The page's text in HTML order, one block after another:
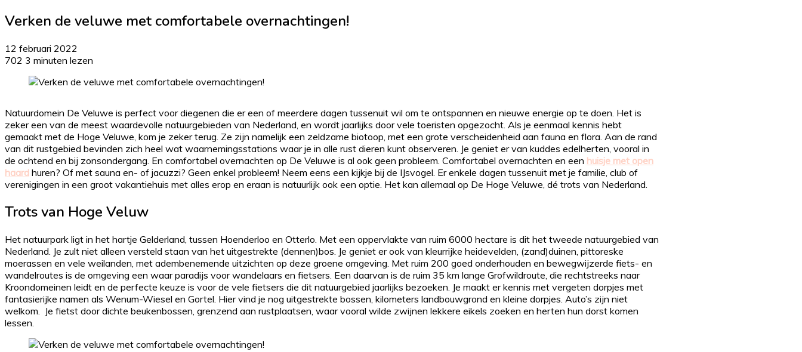
Verken de veluwe met comfortabele overnachtingen!
12 februari 2022
702 3 minuten lezen
Natuurdomein De Veluwe is perfect voor diegenen die er een of meerdere dagen tussenuit wil om te ontspannen en nieuwe energie op te doen. Het is
zeker een van de meest waardevolle natuurgebieden van Nederland, en wordt jaarlijks door vele toeristen opgezocht. Als je eenmaal kennis hebt
gemaakt met de Hoge Veluwe, kom je zeker terug. Ze zijn namelijk een zeldzame biotoop, met een grote verscheidenheid aan fauna en flora. Aan de rand
van dit rustgebied bevinden zich heel wat waarnemingsstations waar je in alle rust dieren kunt observeren. Je geniet er van kuddes edelherten, vooral in
de ochtend en bij zonsondergang. En comfortabel overnachten op De Veluwe is al ook geen probleem. Comfortabel overnachten en een huisje met open
haard huren? Of met sauna en- of jacuzzi? Geen enkel probleem! Neem eens een kijkje bij de IJsvogel. Er enkele dagen tussenuit met je familie, club of
verenigingen in een groot vakantiehuis met alles erop en eraan is natuurlijk ook een optie. Het kan allemaal op De Hoge Veluwe, dé trots van Nederland.
Trots van Hoge Veluw
Het natuurpark ligt in het hartje Gelderland, tussen Hoenderloo en Otterlo. Met een oppervlakte van ruim 6000 hectare is dit het tweede natuurgebied van
Nederland. Je zult niet alleen versteld staan ​​van het uitgestrekte (dennen)bos. Je geniet er ook van kleurrijke heidevelden, (zand)duinen, pittoreske
moerassen en vele weilanden, met adembenemende uitzichten op deze groene omgeving. Met ruim 200 goed onderhouden en bewegwijzerde fiets- en
wandelroutes is de omgeving een waar paradijs voor wandelaars en fietsers. Een daarvan is de ruim 35 km lange Grofwildroute, die rechtstreeks naar
Kroondomeinen leidt en de perfecte keuze is voor de vele fietsers die dit natuurgebied jaarlijks bezoeken. Je maakt er kennis met vergeten dorpjes met
fantasierijke namen als Wenum-Wiesel en Gortel. Hier vind je nog uitgestrekte bossen, kilometers landbouwgrond en kleine dorpjes. Auto’s zijn niet
welkom. Je fietst door dichte beukenbossen, grenzend aan rustplaatsen, waar vooral wilde zwijnen lekkere eikels zoeken en herten hun dorst komen
lessen.